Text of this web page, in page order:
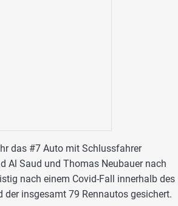
das #7 Auto mit Schlussfahrer
Al Saud und Thomas Neubauer nach
nach einem Covid-Fall innerhalb des
insgesamt 79 Rennautos gesichert.